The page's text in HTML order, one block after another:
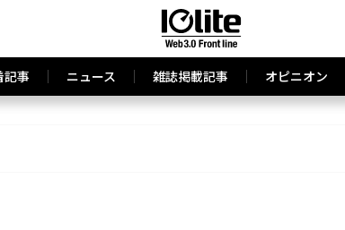
記事 ニュース 雑誌掲載記事 オピニオン